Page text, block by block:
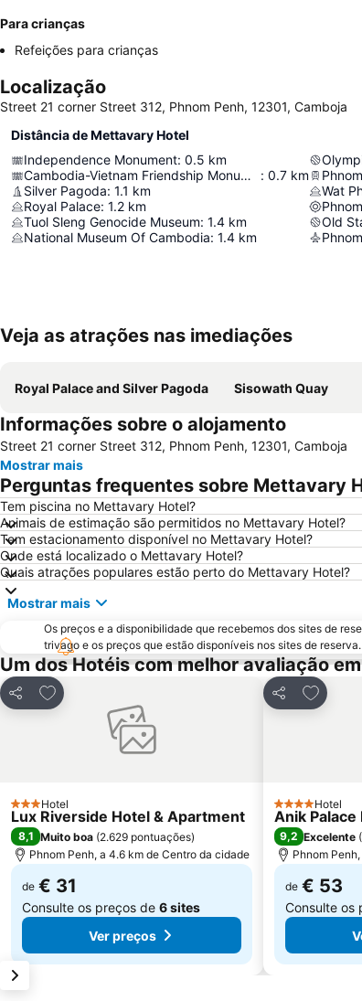
Para crianças
Refeições para crianças
Localização
Street 21 corner Street 312, Phnom Penh, 12301, Camboja
Distância de Mettavary Hotel
Independence Monument: 0.5 km
Cambodia-Vietnam Friendship Monument
: 0.7 km
Silver Pagoda: 1.1 km
Royal Palace: 1.2 km
Tuol Sleng Genocide Museum: 1.4 km
National Museum Of Cambodia: 1.4 km
Wat
Old
Veja as atrações nas imediações
Royal Palace and Silver Pagoda Sisowath Quay
Informações sobre o alojamento
Street 21 corner Street 312, Phnom Penh, 12301, Camboja
Mostrar mais
Perguntas frequentes sobre Mettavary
Tem piscina no Mettavary Hotel?
Animais de estimação são permitidos no Mettavary Hotel?
Tem estacionamento disponível no Mettavary Hotel?
Onde está localizado o Mettavary Hotel?
Quais atrações populares estão perto do Mettavary Hotel?
Mostrar mais
Os preços e a disponibilidade que recebemos dos sites de
trivago e os preços que estão disponíveis nos sites de reserva.
Um dos Hotéis com melhor avaliação
Partilhar
Adicionar aos favoritos
3 Estrelas
Hotel
Lux Riverside Hotel & Apartment
8,1 Muito boa (2.629 pontuações)
Phnom Penh, a 4.6 km de Centro da cidade
de € 31
Consulte os preços de 6 sites
Ver preços
Partilhar
4 Estrelas
Hotel
Anik Palace
9,2 Excelente (
Phnom
de € 53
Consulte os